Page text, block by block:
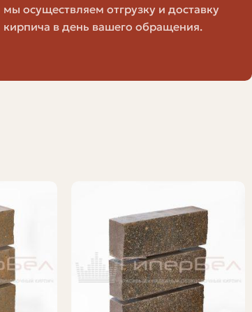
повышает ровность кладки
мы осуществляем отгрузку и доставку
кирпича в день вашего обращения.